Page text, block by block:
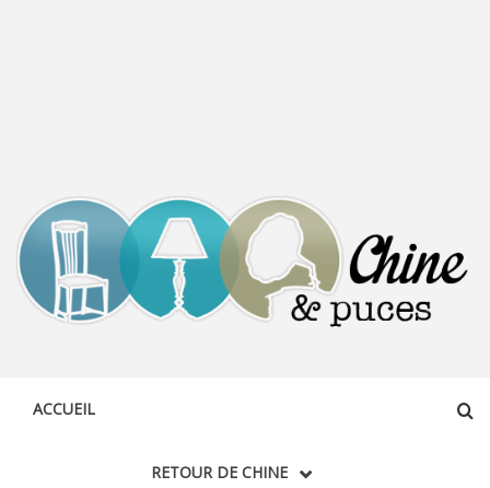
ACCUEIL
RETOUR DE CHINE